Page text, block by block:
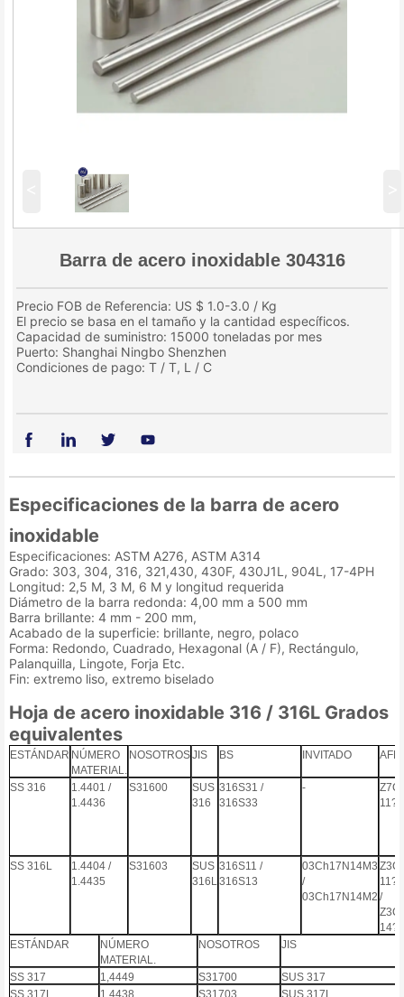
Barra de acero inoxidable 304316
Precio FOB de Referencia: US $ 1.0-3.0 / Kg
El precio se basa en el tamaño y la cantidad específicos.
Capacidad de suministro: 15000 toneladas por mes
Puerto: Shanghai Ningbo Shenzhen
Condiciones de pago: T / T, L / C
Especificaciones de la barra de acero
inoxidable
Especificaciones: ASTM A276, ASTM A314
Grado: 303, 304, 316, 321,430, 430F, 430J1L, 904L, 17-4PH
Longitud: 2,5 M, 3 M, 6 M y longitud requerida
Diámetro de la barra redonda: 4,00 mm a 500 mm
Barra brillante: 4 mm - 200 mm,
Acabado de la superficie: brillante, negro, polaco
Forma: Redondo, Cuadrado, Hexagonal (A / F), Rectángulo,
Palanquilla, Lingote, Forja Etc.
Fin: extremo liso, extremo biselado
Hoja de acero inoxidable 316 / 316L Grados
equivalentes
ESTÁNDAR NÚMERO
MATERIAL.
NOSOTROSJIS BS INVITADO
SS 316
1.4401 /
1.4436
S31600
SUS
316
316S31 /
316S33
-
11?
SS 316L
1.4404 /
1.4435
S31603
SUS
316L
316S11 /
316S13
03Ch17N14M3
/
03Ch17N14M2
11?
/
14?
ESTÁNDAR
NÚMERO
MATERIAL.
NOSOTROS JIS
SS 317 1,4449 S31700
SUS 317
SS 317L
1.4438 S31703 SUS 317L